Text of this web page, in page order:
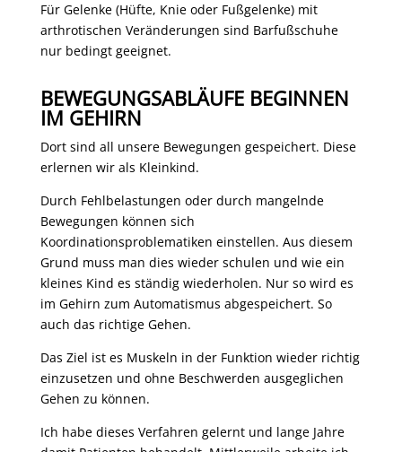
Für Gelenke (Hüfte, Knie oder Fußgelenke) mit
arthrotischen Veränderungen sind Barfußschuhe
nur bedingt geeignet.
BEWEGUNGSABLÄUFE BEGINNEN
IM GEHIRN
Dort sind all unsere Bewegungen gespeichert. Diese
erlernen wir als Kleinkind.
Durch Fehlbelastungen oder durch mangelnde
Bewegungen können sich
Koordinationsproblematiken einstellen. Aus diesem
Grund muss man dies wieder schulen und wie ein
kleines Kind es ständig wiederholen. Nur so wird es
im Gehirn zum Automatismus abgespeichert. So
auch das richtige Gehen.
Das Ziel ist es Muskeln in der Funktion wieder richtig
einzusetzen und ohne Beschwerden ausgeglichen
Gehen zu können.
Ich habe dieses Verfahren gelernt und lange Jahre